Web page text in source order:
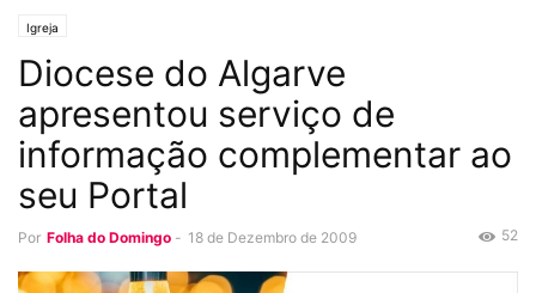
Igreja
Diocese do Algarve
apresentou serviço de
informação complementar ao
seu Portal
Por Folha do Domingo - 18 de Dezembro de 2009 52